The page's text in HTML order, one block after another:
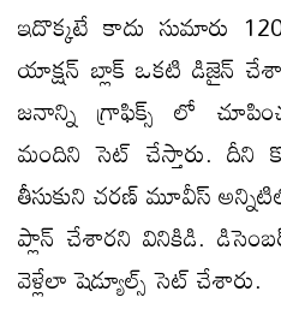
ఇదొక్కటే కాదు సుమారు
యాక్షన్ బ్లాక్ ఒకటి డిజైన్
జనాన్ని గ్రాఫిక్స్ లో
మందిని సెట్ చేస్తారు. దీని
తీసుకుని చరణ్ మూవీస్
ప్లాన్ చేశారని వినికిడి.
వెళ్లేలా షెడ్యూల్స్ సెట్ చేశారు.